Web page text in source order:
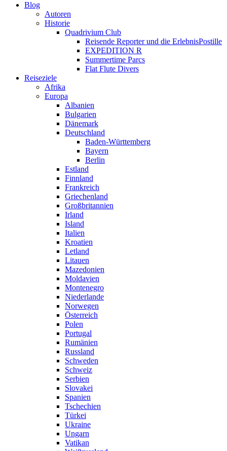
Blog
Autoren
Historie
Quadrivium Club
Reisende Reporter und die ErlebnisPostille
EXPEDITION R
Summertime Parcs
Flat Flute Divers
Reiseziele
Afrika
Europa
Albanien
Bulgarien
Dänemark
Deutschland
Baden-Württemberg
Bayern
Berlin
Estland
Finnland
Frankreich
Griechenland
Großbritannien
Irland
Island
Italien
Kroatien
Letland
Litauen
Mazedonien
Moldavien
Montenegro
Niederlande
Norwegen
Österreich
Polen
Portugal
Rumänien
Russland
Schweden
Schweiz
Serbien
Slovakei
Spanien
Tschechien
Türkei
Ukraine
Ungarn
Vatikan